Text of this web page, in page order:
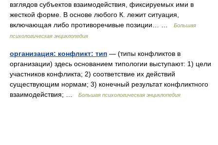
взглядов субъектов взаимодействия, фиксируемых ими в
жесткой форме. В основе любого К. лежит ситуация,
включающая либо противоречивые позиции… …
Большая
психологическая энциклопедия
организация: конфликт: тип — (типы конфликтов в
организации) здесь основанием типологии выступают: 1) цели
участников конфликта; 2) соответствие их действий
существующим нормам; 3) конечный результат конфликтного
взаимодействия; …
Большая психологическая энциклопедия